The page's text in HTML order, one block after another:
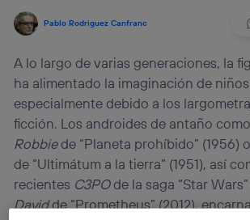
Pablo Rodriguez Canfranc
A lo largo de varias generaciones, la
ha alimentado la imaginación de
especialmente debido a los
ficción. Los androides de antaño
Robbiede “Planeta prohíbido” (1956)
de “Ultimátum a la tierra” (1951), así
recientes C3POde la saga “Star
Davidde “Prometheus” (2012),